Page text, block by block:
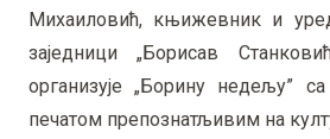
Михаиловић, књижевник и
заједници „Борисав
организује „Борину недељу”
печатом препознатљивим на